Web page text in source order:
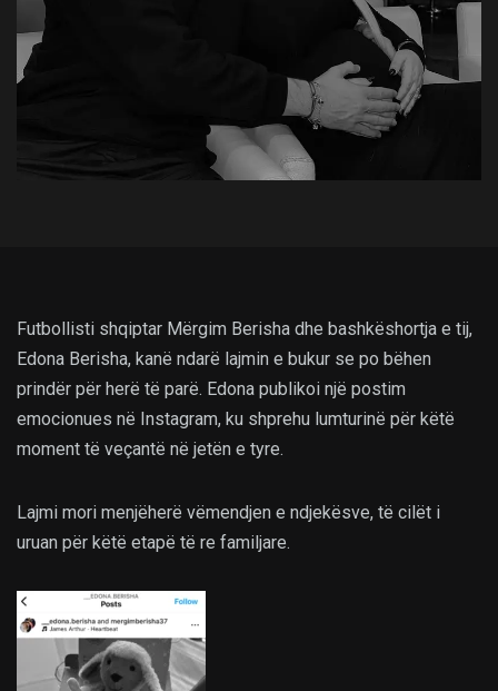
Futbollisti shqiptar Mërgim Berisha dhe bashkëshortja e tij,
Edona Berisha, kanë ndarë lajmin e bukur se po bëhen
prindër për herë të parë. Edona publikoi një postim
emocionues në Instagram, ku shprehu lumturinë për këtë
moment të veçantë në jetën e tyre.
Lajmi mori menjëherë vëmendjen e ndjekësve, të cilët i
uruan për këtë etapë të re familjare.